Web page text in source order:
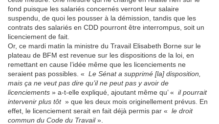
fond puisque les salariés concernés verront leur salaire
suspendu, de quoi les pousser à la démission, tandis que les
contrats des salariés en CDD pourront être interrompus, soit un
licenciement de fait.
Or, ce mardi matin la ministre du Travail Elisabeth Borne sur le
plateau de BFM est revenue sur les dispositions de la loi, en
remettant en cause l’idée même que les licenciements ne
seraient pas possibles. « Le Sénat a supprimé [la] disposition,
mais ça ne veut pas dire qu’il ne peut pas y avoir de
licenciements » a-t-elle expliqué, ajoutant même qu’ « il pourrait
intervenir plus tôt » que les deux mois originellement prévus. En
effet, le licenciement serait en fait déjà permis par « le droit
commun du Code du Travail».